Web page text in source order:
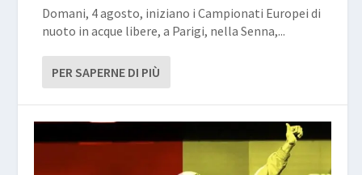
Domani, 4 agosto, iniziano i Campionati Europei di
nuoto in acque libere, a Parigi, nella Senna,...
PER SAPERNE DI PIÙ